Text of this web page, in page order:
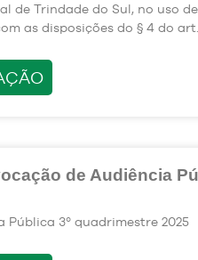
de Trindade do Sul, no uso
as disposições do § 4 do
de Audiência
Pública 3º quadrimestre 2025